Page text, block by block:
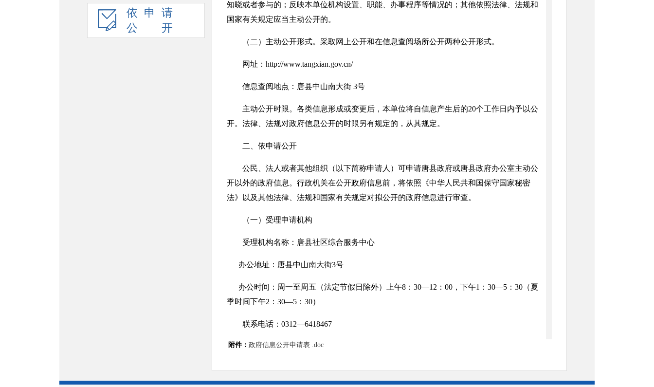
依申请
公开
知晓或者参与的；反映本单位机构设置、职能、办事程序等情况的；其他依照法律、法规和
国家有关规定应当主动公开的。
（二）主动公开形式。采取网上公开和在信息查阅场所公开两种公开形式。
网址：http://www.tangxian.gov.cn/
信息查阅地点：唐县中山南大街 3号
主动公开时限。各类信息形成或变更后，本单位将自信息产生后的20个工作日内予以公
开。法律、法规对政府信息公开的时限另有规定的，从其规定。
二、依申请公开
公民、法人或者其他组织（以下简称申请人）可申请唐县政府或唐县政府办公室主动公
开以外的政府信息。行政机关在公开政府信息前，将依照《中华人民共和国保守国家秘密
法》以及其他法律、法规和国家有关规定对拟公开的政府信息进行审查。
（一）受理申请机构
受理机构名称：唐县社区综合服务中心
办公地址：唐县中山南大街3号
办公时间：周一至周五（法定节假日除外）上午8：30—12：00，下午1：30—5：30（夏
季时间下午2：30—5：30）
联系电话：0312—6418467
电子邮箱：txshqb@163.com
邮政编码：072350
附件： 政府信息公开申请表 .doc